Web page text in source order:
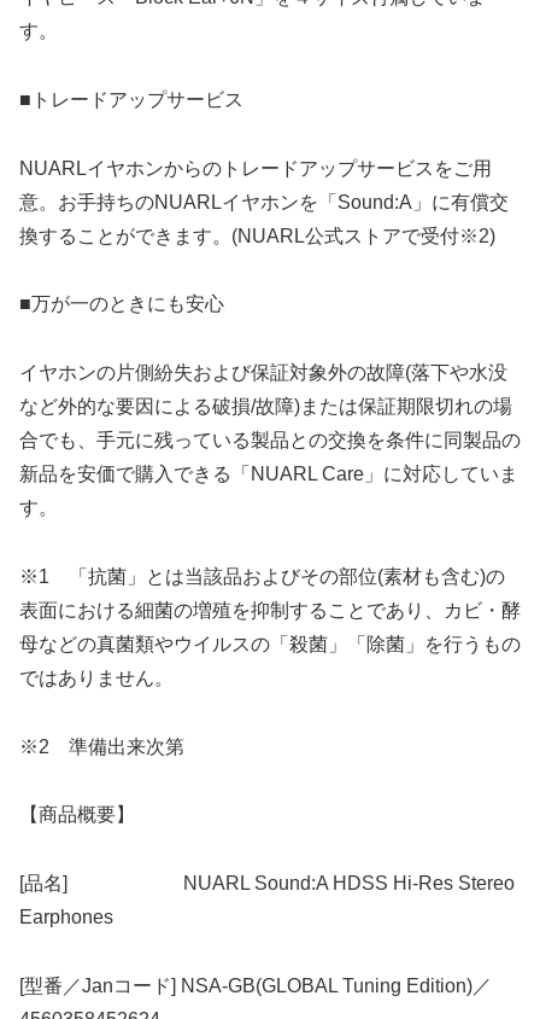
す。
■トレードアップサービス
NUARLイヤホンからのトレードアップサービスをご用
意。お手持ちのNUARLイヤホンを「Sound:A」に有償交
換することができます。(NUARL公式ストアで受付※2)
■万が一のときにも安心
イヤホンの片側紛失および保証対象外の故障(落下や水没
など外的な要因による破損/故障)または保証期限切れの場
合でも、手元に残っている製品との交換を条件に同製品の
新品を安価で購入できる「NUARL Care」に対応していま
す。
※1 「抗菌」とは当該品およびその部位(素材も含む)の
表面における細菌の増殖を抑制することであり、カビ・酵
母などの真菌類やウイルスの「殺菌」「除菌」を行うもの
ではありません。
※2 準備出来次第
【商品概要】
[品名] NUARL Sound:A HDSS Hi-Res Stereo
Earphones
[型番／Janコード] NSA-GB(GLOBAL Tuning Edition)／